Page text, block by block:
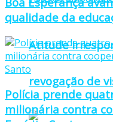
Atitude
revogação de
qualidade da
Polícia prende
milionária contra